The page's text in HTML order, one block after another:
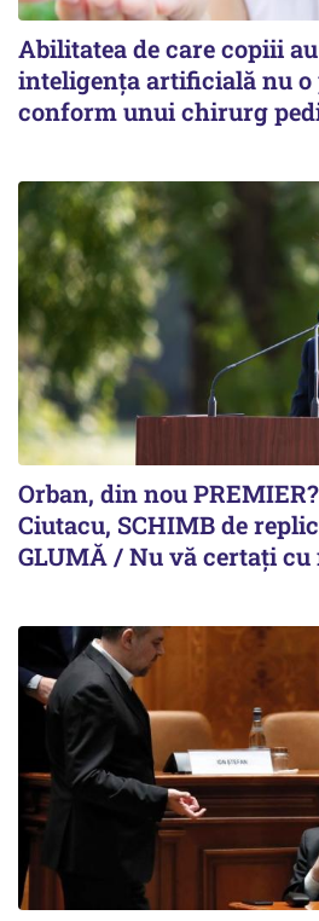
Abilitatea de care copiii
inteligența artificială nu o
conform unui chirurg
Orban, din nou
Ciutacu, SCHIMB de
GLUMĂ / Nu vă certați cu